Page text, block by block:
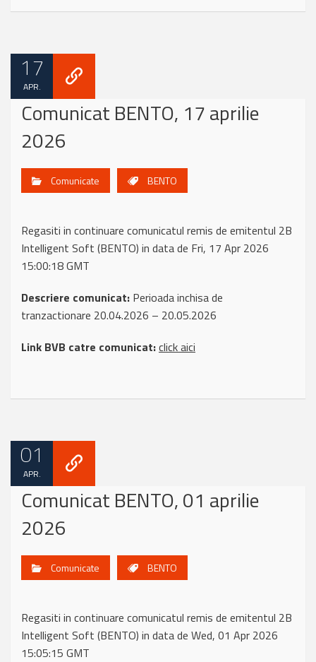
17
APR.
Comunicat BENTO, 17 aprilie
2026
Comunicate BENTO
Regasiti in continuare comunicatul remis de emitentul 2B
Intelligent Soft (BENTO) in data de Fri, 17 Apr 2026
15:00:18 GMT
Descriere comunicat: Perioada inchisa de
tranzactionare 20.04.2026 – 20.05.2026
Link BVB catre comunicat:click aici
01
APR.
Comunicat BENTO, 01 aprilie
2026
Comunicate BENTO
Regasiti in continuare comunicatul remis de emitentul 2B
Intelligent Soft (BENTO) in data de Wed, 01 Apr 2026
15:05:15 GMT